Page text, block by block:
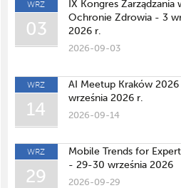
WRZ
03
IX Kongres Zarządzania
Ochronie Zdrowia - 3
2026 r.
2026-09-03
WRZ
14
AI Meetup Kraków
września 2026 r.
2026-09-14
WRZ
29
Mobile Trends for
- 29-30 września 2026
2026-09-29